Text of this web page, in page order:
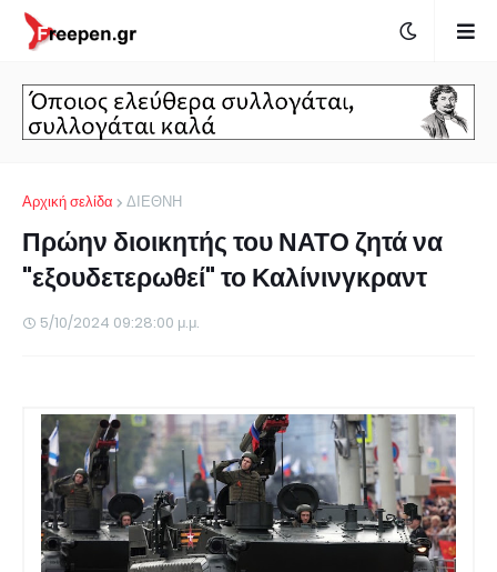
Αρχική σελίδα ΔΙΕΘΝΗ
Πρώην διοικητής του ΝΑΤΟ ζητά να
"εξουδετερωθεί" το Καλίνινγκραντ
5/10/2024 09:28:00 μ.μ.